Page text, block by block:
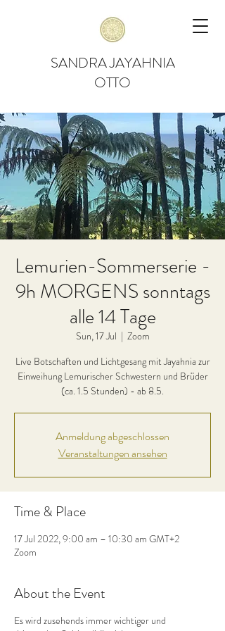
SANDRA JAYAHNIA
OTTO
Lemurien-Sommerserie -
9h MORGENS sonntags
alle 14 Tage
Sun, 17 Jul
  |
Zoom
Live Botschaften und Lichtgesang mit Jayahnia zur
Einweihung Lemurischer Schwestern und Brüder
(ca. 1.5 Stunden) - ab 8.5.
Anmeldung abgeschlossen
Veranstaltungen ansehen
Time & Place
17 Jul 2022, 9:00 am – 10:30 am GMT+2
Zoom
About the Event
Es wird zusehends immer wichtiger und